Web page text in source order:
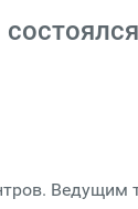
Ведущим